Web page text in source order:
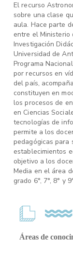
El recurso
sobre una clase
aula. Hace parte
entre el Ministerio
Investigación
Universidad de
Programa
por recursos en
del país,
constituyen en
los procesos de
en Ciencias
tecnologías de
permite a los
pedagógicas para
establecimientos
objetivo a los
Media en el área
grado 6°, 7°, 8° y
Áreas de